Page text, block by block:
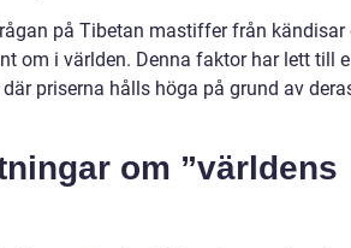
på Tibetan mastiffer från kändisar
om i världen. Denna faktor har lett till
priserna hålls höga på grund av
om ”världens